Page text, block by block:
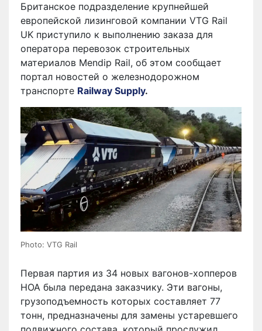
Британское подразделение крупнейшей
европейской лизинговой компании VTG Rail
UK приступило к выполнению заказа для
оператора перевозок строительных
материалов Mendip Rail, об этом сообщает
портал новостей о железнодорожном
транспорте Railway Supply.
Photo: VTG Rail
Первая партия из 34 новых вагонов-хопперов
HOA была передана заказчику. Эти вагоны,
грузоподъемность которых составляет 77
тонн, предназначены для замены устаревшего